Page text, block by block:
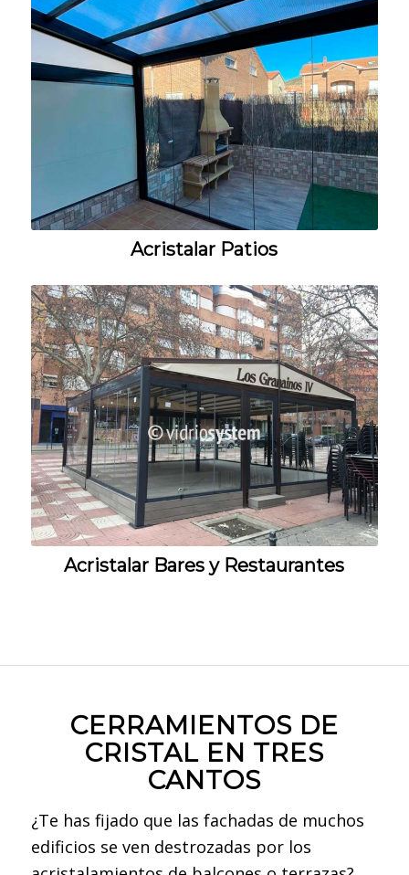
Acristalar Patios
Acristalar Bares y Restaurantes
CERRAMIENTOS DE
CRISTAL EN TRES
CANTOS
¿Te has fijado que las fachadas de muchos
edificios se ven destrozadas por los